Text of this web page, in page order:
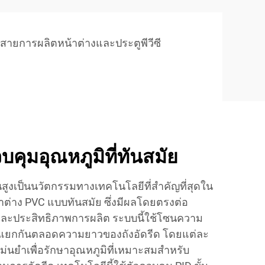
สายการผลิตหน้าต่างและประตูพีวีซี
บคุมอุณหภูมิที่ทันสมัย
เป็นนวัตกรรมทางเทคโนโลยีที่สำคัญที่สุดใน
าง PVC แบบทันสมัย ซึ่งมีผลโดยตรงต่อ
ประสิทธิภาพการผลิต ระบบนี้ใช้โซนความ
กกันตลอดความยาวของถังอัดรีด โดยแต่ละ
นยำเพื่อรักษาอุณหภูมิที่เหมาะสมสำหรับ